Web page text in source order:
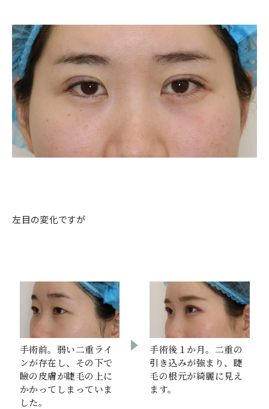
左目の変化ですが
手術前。弱い二重ライ
ンが存在し、その下で
瞼の皮膚が睫毛の上に
かかってしまっていま
した。
手術後１か月。二重の
引き込みが強まり、睫
毛の根元が綺麗に見え
ます。